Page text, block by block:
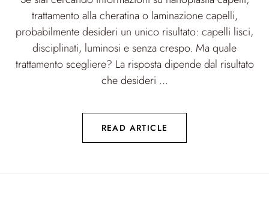
trattamento alla cheratina o laminazione capelli,
probabilmente desideri un unico risultato: capelli lisci,
disciplinati, luminosi e senza crespo. Ma quale
trattamento scegliere? La risposta dipende dal risultato
che desideri ...
READ ARTICLE